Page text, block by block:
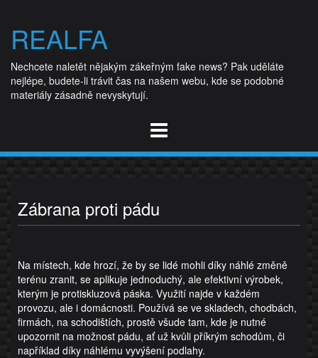
content
REALFA
Nechcete naletět nějakým zákeřným fake news? Pak uděláte
nejlépe, budete-li trávit čas na našem webu, kde se podobné
materiály zásadně nevyskytují.
Zábrana proti pádu
Na místech, kde hrozí, že by se lidé mohli díky náhlé změně
terénu zranit, se aplikuje jednoduchý, ale efektivní výrobek,
kterým je protiskluzová páska. Využití najde v každém
provozu, ale i domácnosti. Používá se ve skladech, chodbách,
firmách, na schodištích, prostě všude tam, kde je nutné
upozornit na možnost pádu, ať už kvůli příkrým schodům, či
například díky náhlému vyvýšení podlahy.